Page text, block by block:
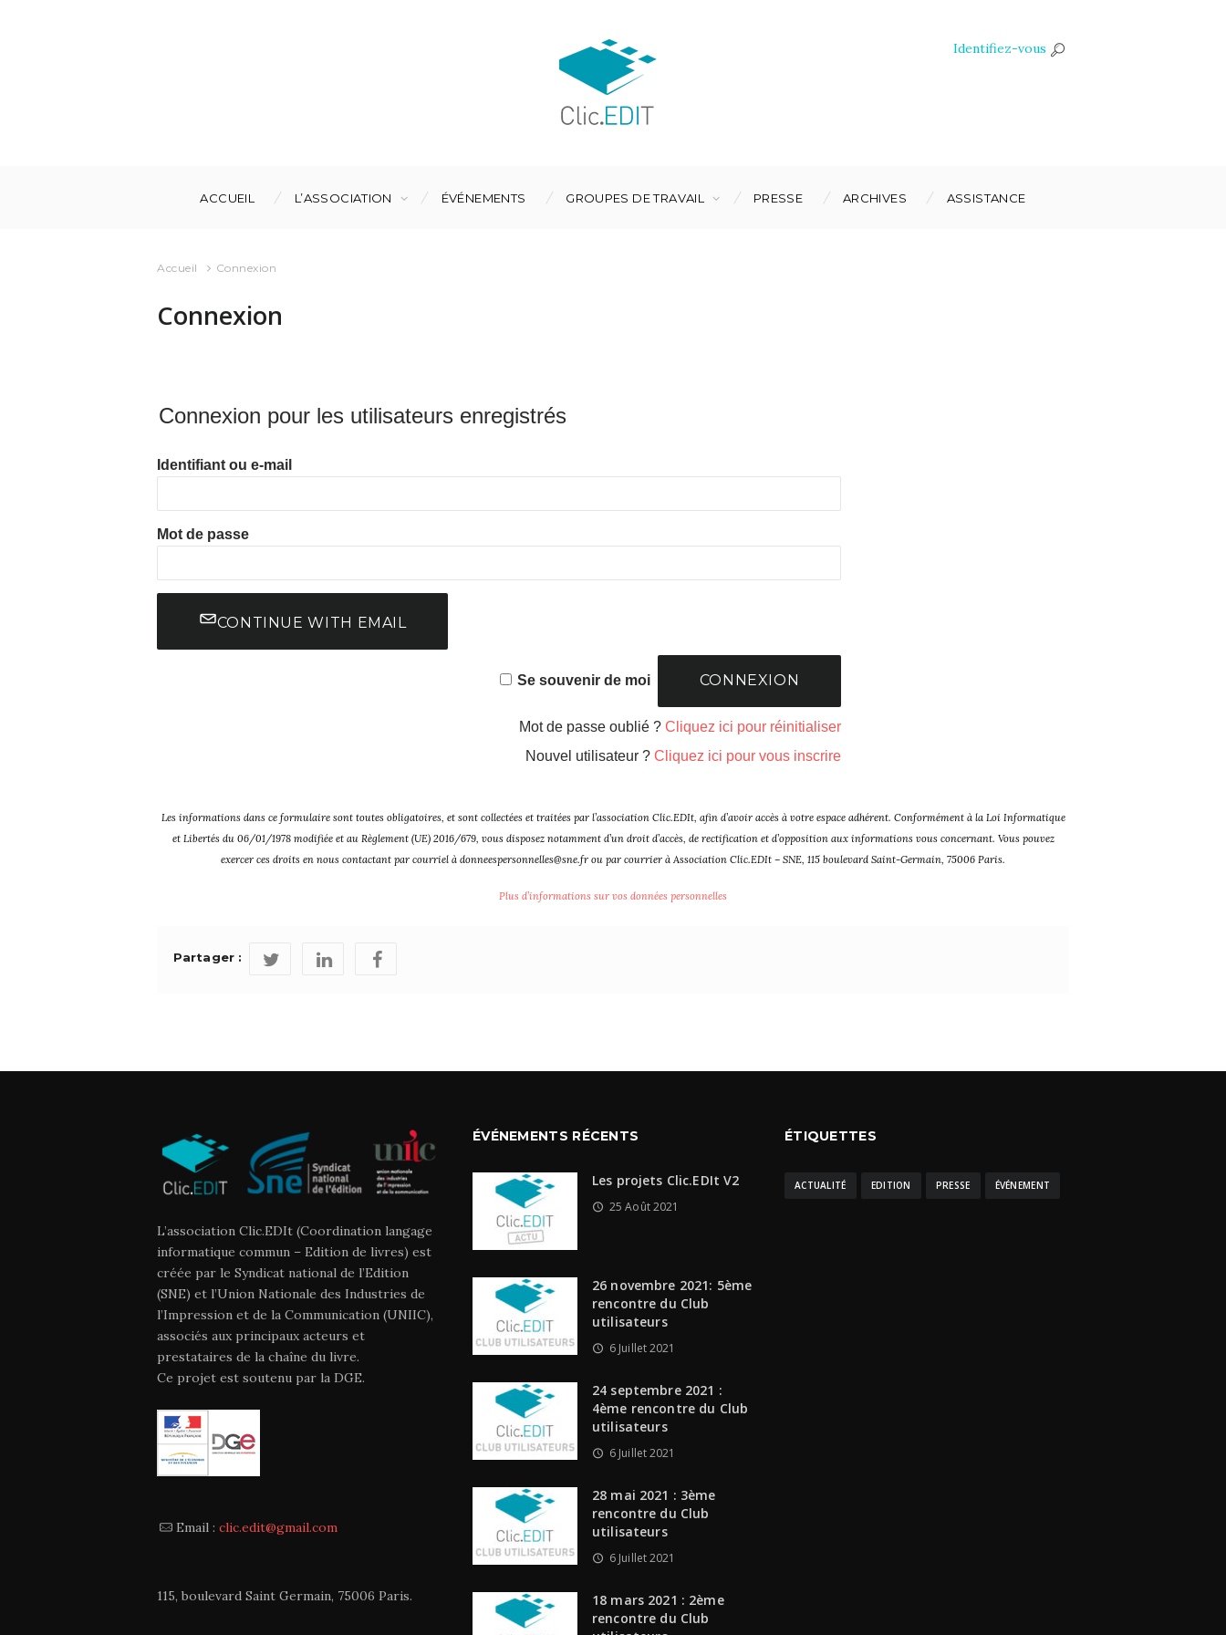
Identifiez-vous
ACCUEIL L’ASSOCIATION ÉVÉNEMENTS GROUPES DE TRAVAIL PRESSE ARCHIVES ASSISTANCE
Accueil Connexion
Connexion
Connexion pour les utilisateurs enregistrés
Identifiant ou e-mail
Mot de passe
CONTINUE WITH EMAIL
Se souvenir de moi
Mot de passe oublié ? Cliquez ici pour réinitialiser
Nouvel utilisateur ? Cliquez ici pour vous inscrire
Les informations dans ce formulaire sont toutes obligatoires, et sont collectées et traitées par l’association Clic.EDIt, afin d’avoir accès à votre espace adhérent. Conformément à la Loi Informatique
et Libertés du 06/01/1978 modifiée et au Règlement (UE) 2016/679, vous disposez notamment d’un droit d’accès, de rectification et d’opposition aux informations vous concernant. Vous pouvez
exercer ces droits en nous contactant par courriel à donneespersonnelles@sne.fr ou par courrier à Association Clic.EDIt – SNE, 115 boulevard Saint-Germain, 75006 Paris.
Plus d’informations sur vos données personnelles
Partager :
L’association Clic.EDIt (Coordination langage
informatique commun – Edition de livres) est
créée par le Syndicat national de l’Edition
(SNE) et l’Union Nationale des Industries de
l’Impression et de la Communication (UNIIC),
associés aux principaux acteurs et
prestataires de la chaîne du livre.
Ce projet est soutenu par la DGE.
Email : clic.edit@gmail.com
115, boulevard Saint Germain, 75006 Paris.
ÉVÉNEMENTS RÉCENTS
Les projets Clic.EDIt V2
25 Août 2021
26 novembre 2021: 5ème
rencontre du Club
utilisateurs
6 Juillet 2021
24 septembre 2021 :
4ème rencontre du Club
utilisateurs
6 Juillet 2021
28 mai 2021 : 3ème
rencontre du Club
utilisateurs
6 Juillet 2021
18 mars 2021 : 2ème
rencontre du Club
ÉTIQUETTES
ACTUALITÉ EDITION PRESSE ÉVÉNEMENT